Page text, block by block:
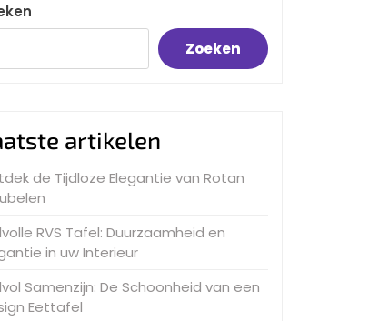
Zoeken
artikelen
de Tijdloze Elegantie van Rotan
RVS Tafel: Duurzaamheid en
in uw Interieur
Samenzijn: De Schoonheid van een
Eettafel